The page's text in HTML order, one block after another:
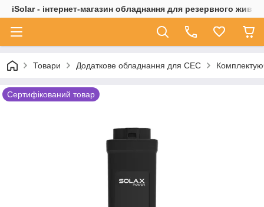
iSolar - інтернет-магазин обладнання для резервного
Товари Додаткове обладнання для СЕС
Сертифікований товар